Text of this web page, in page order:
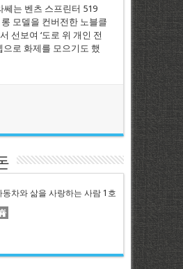
쎄는 벤츠 스프린터 519
모델을 컨버전한 노블클
선보여 ‘도로 위 개인 전
으로 화제를 모으기도 했
동차와 삶을 사랑하는 사람 1호